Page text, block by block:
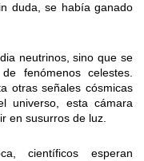
duda, se había ganado
neutrinos, sino que se
fenómenos celestes.
otras señales cósmicas
universo, esta cámara
en susurros de luz.
científicos esperan